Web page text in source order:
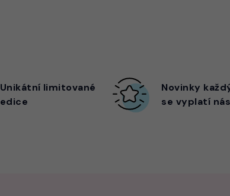
Unikátní limitované
edice
Novinky
se vyplatí